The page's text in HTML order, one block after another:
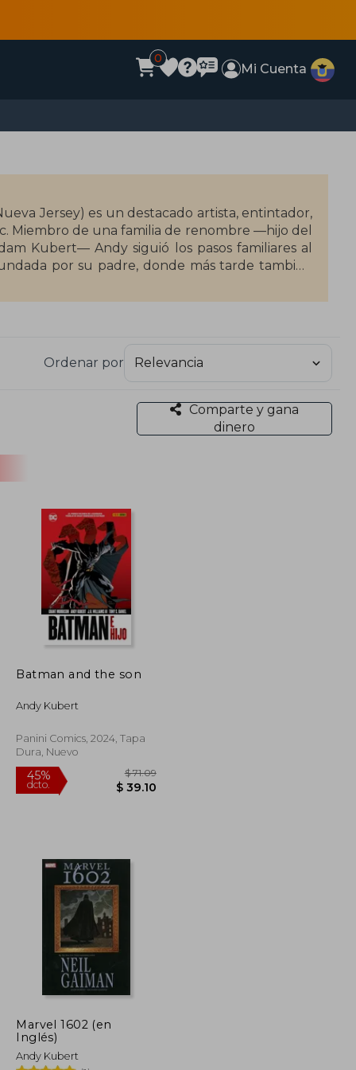
0
Mi Cuenta
Jersey) es un destacado artista, entintador,
Miembro de una familia de renombre —hijo del
Kubert— Andy siguió los pasos familiares al
por su padre, donde más tarde también
y más tarde ilustró series como Sgt. Rock,
se consolidó al pasar a Marvel, donde
Ultimate X-Men y sagas clave como Age of
series como Wolverine: Origin, Marvel 1602 (en
en el artista de referencia de
personaje Damian Wayne. Su arte embelleció
to the Caped Crusader?, Flashpoint y
vivo el legado familiar como instructor en la
Ordenar por
Comparte y gana
dinero
$ 49.58
Batman and the son
Andy Kubert
Panini Comics, 2024, Tapa
Dura, Nuevo
45%
dcto.
Marvel 1602 (en
Inglés)
Andy Kubert